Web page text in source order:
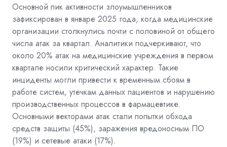
Основной пик активности злоумышленников
зафиксирован в январе 2025 года, когда медицинские
организации столкнулись почти с половиной от общего
числа атак за квартал. Аналитики подчеркивают, что
около 20% атак на медицинские учреждения в первом
квартале носили критический характер. Такие
инциденты могли привести к временным сбоям в
работе систем, утечкам данных пациентов и нарушению
производственных процессов в фармацевтике.
Основными векторами атак стали попытки обхода
средств защиты (45%), заражения вредоносным ПО
(19%) и сетевые атаки (17%).